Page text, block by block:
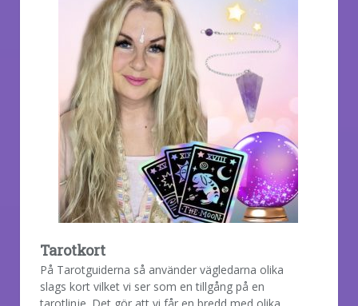
Tarotkort
På Tarotguiderna så använder vägledarna olika
slags kort vilket vi ser som en tillgång på en
tarotlinje. Det gör att vi får en bredd med olika